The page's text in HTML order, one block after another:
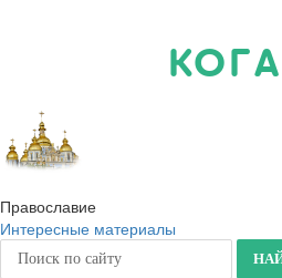
Православие
Интересные материалы